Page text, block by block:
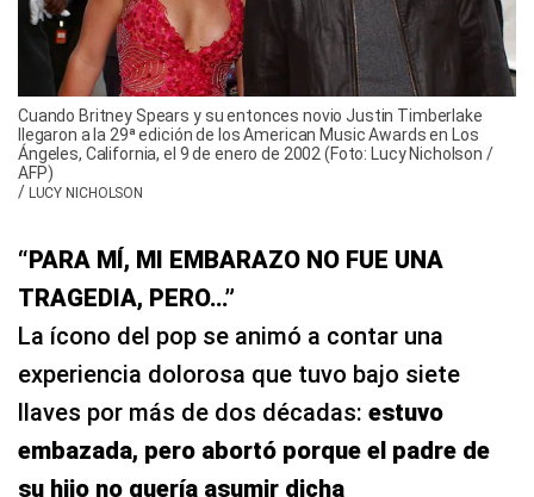
Cuando Britney Spears y su entonces novio Justin Timberlake
llegaron a la 29ª edición de los American Music Awards en Los
Ángeles, California, el 9 de enero de 2002 (Foto: Lucy Nicholson /
AFP)
/ LUCY NICHOLSON
“PARA MÍ, MI EMBARAZO NO FUE UNA
TRAGEDIA, PERO…”
La ícono del pop se animó a contar una
experiencia dolorosa que tuvo bajo siete
llaves por más de dos décadas: estuvo
embazada, pero abortó porque el padre de
su hijo no quería asumir dicha